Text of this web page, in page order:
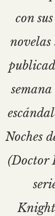
con
novelas
Noches
(Doctor